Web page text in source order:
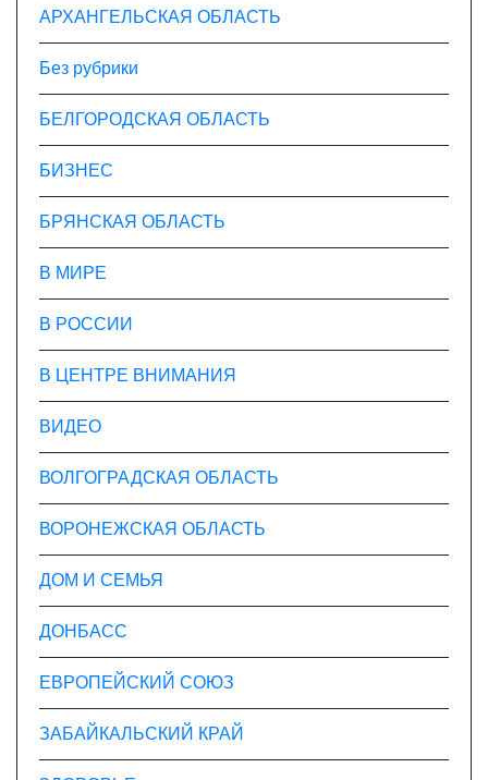
АРХАНГЕЛЬСКАЯ ОБЛАСТЬ
Без рубрики
БЕЛГОРОДСКАЯ ОБЛАСТЬ
БИЗНЕС
БРЯНСКАЯ ОБЛАСТЬ
В МИРЕ
В РОССИИ
В ЦЕНТРЕ ВНИМАНИЯ
ВИДЕО
ВОЛГОГРАДСКАЯ ОБЛАСТЬ
ВОРОНЕЖСКАЯ ОБЛАСТЬ
ДОМ И СЕМЬЯ
ДОНБАСС
ЕВРОПЕЙСКИЙ СОЮЗ
ЗАБАЙКАЛЬСКИЙ КРАЙ